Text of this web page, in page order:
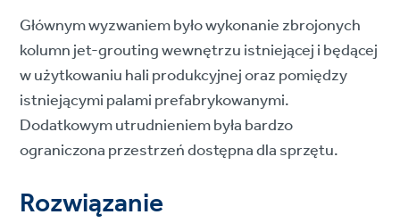
Głównym wyzwaniem było wykonanie zbrojonych
kolumn jet-grouting wewnętrzu istniejącej i będącej
w użytkowaniu hali produkcyjnej oraz pomiędzy
istniejącymi palami prefabrykowanymi.
Dodatkowym utrudnieniem była bardzo
ograniczona przestrzeń dostępna dla sprzętu.
Rozwiązanie